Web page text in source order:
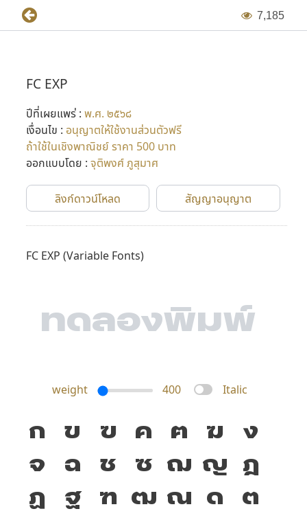
7,185
FC EXP
ปีที่เผยแพร่ : พ.ศ. ๒๕๖๘
เงื่อนไข : อนุญาตให้ใช้งานส่วนตัวฟรี
ถ้าใช้ในเชิงพาณิชย์ ราคา 500 บาท
ออกแบบโดย : จุติพงศ์ ภูสุมาศ
ลิงก์ดาวน์โหลด สัญญาอนุญาต
FC EXP (Variable Fonts)
weight 400 Italic
ก ข ฃ ค ฅ ฆ
ง
จ
ฉ ช ซ ฌ ญ
ฎ
ฏ
ฐ ฑ ฒ ณ ด
ต